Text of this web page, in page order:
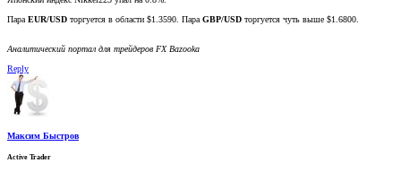
ПараEUR/USD торгуется в области $1.3590. ПараGBP/USD торгуется чуть выше $1.6800.
Аналитический портал для трейдеров FX Bazooka
Reply
Максим Быстров
Active Trader